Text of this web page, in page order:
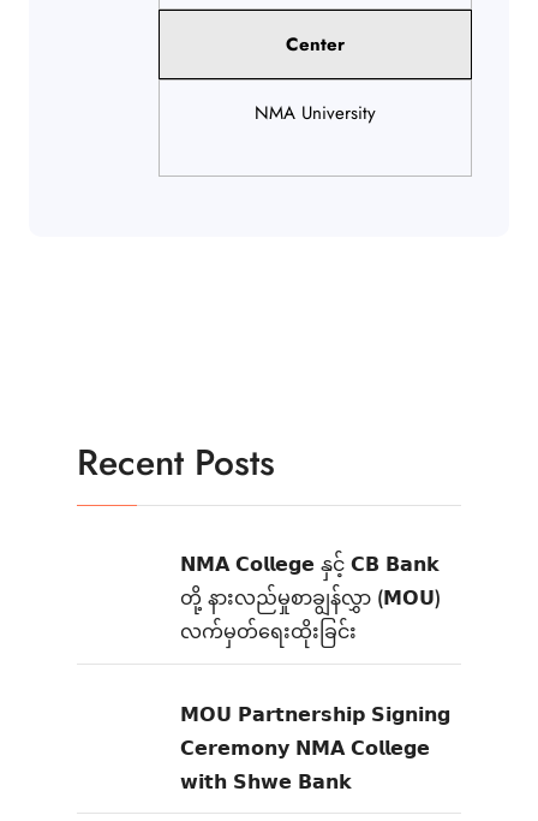
Center
NMA University
Recent Posts
𝗡𝗠𝗔 𝗖𝗼𝗹𝗹𝗲𝗴𝗲 နှင့် 𝗖𝗕 𝗕𝗮𝗻𝗸
တို့ နားလည်မှုစာချွန်လွှာ (𝗠𝗢𝗨)
လက်မှတ်ရေးထိုးခြင်း
𝗠𝗢𝗨 𝗣𝗮𝗿𝘁𝗻𝗲𝗿𝘀𝗵𝗶𝗽 𝗦𝗶𝗴𝗻𝗶𝗻𝗴
𝗖𝗲𝗿𝗲𝗺𝗼𝗻𝘆 𝗡𝗠𝗔 𝗖𝗼𝗹𝗹𝗲𝗴𝗲
𝘄𝗶𝘁𝗵 𝗦𝗵𝘄𝗲 𝗕𝗮𝗻𝗸